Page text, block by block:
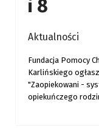
i 8
Aktualności
Fundacja Pomocy
Karlińskiego
"Zaopiekowani -
opiekuńczego